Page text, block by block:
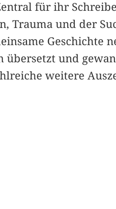
für ihr
Trauma und der
Geschichte
übersetzt und
weitere